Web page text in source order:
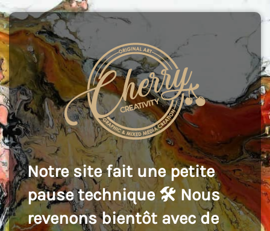
Notre site fait une petite
pause technique 🛠️ Nous
revenons bientôt avec de